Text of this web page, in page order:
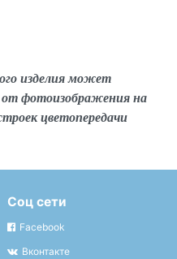
изделия может
от фотоизображения на
цветопередачи
Соц сети
Facebook
Вконтакте